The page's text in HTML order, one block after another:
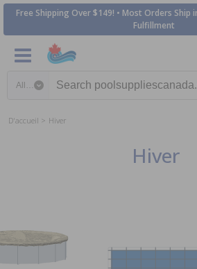
Free Shipping Over $149! • Most Orders Ship
Fulfillment
D'accueil Hiver
Hiver